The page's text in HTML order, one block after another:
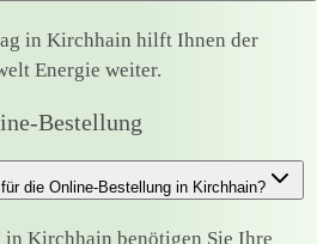
in Kirchhain hilft Ihnen der
Energie weiter.
Bestellung
die Online-Bestellung in Kirchhain?
Kirchhain benötigen Sie Ihre